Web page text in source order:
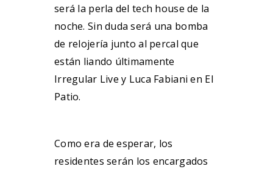
será la perla del tech house de la
noche. Sin duda será una bomba
de relojería junto al percal que
están liando últimamente
Irregular Live y Luca Fabiani en El
Patio.
Como era de esperar, los
residentes serán los encargados